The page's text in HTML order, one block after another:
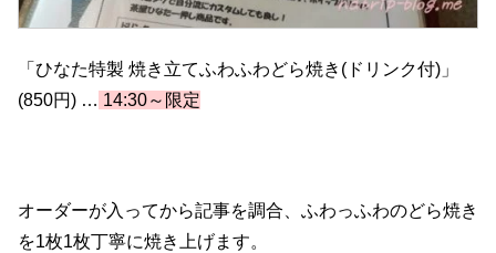
「ひなた特製 焼き立てふわふわどら焼き(ドリンク付)」
(850円) … 14:30～限定
オーダーが入ってから記事を調合、ふわっふわのどら焼き
を1枚1枚丁寧に焼き上げます。